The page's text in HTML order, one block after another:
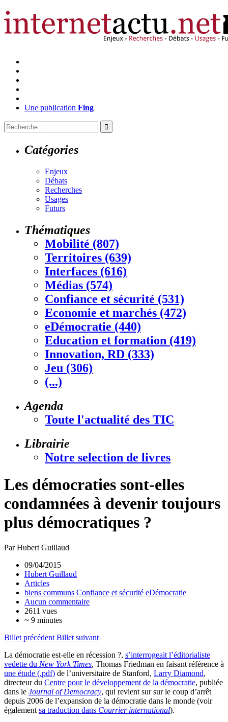
Une publication Fing
Catégories
Enjeux
Débats
Recherches
Usages
Futurs
Thématiques
Mobilité (807)
Territoires (639)
Interfaces (616)
Médias (574)
Confiance et sécurité (531)
Economie et marchés (472)
eDémocratie (440)
Education et formation (419)
Innovation, RD (333)
Jeu (306)
(...)
Agenda
Toute l'actualité des TIC
Librairie
Notre selection de livres
Les démocraties sont-elles
condamnées à devenir toujours
plus démocratiques ?
Par Hubert Guillaud
09/04/2015
Hubert Guillaud
Articles
biens communs Confiance et sécurité eDémocratie
Aucun commentaire
2611 vues
~ 9 minutes
Billet précédent Billet suivant
La démocratie est-elle en récession ?, s’interrogeait l’éditorialiste
vedette du New York Times, Thomas Friedman en faisant référence à
une étude (.pdf) de l’universitaire de Stanford, Larry Diamond,
directeur du Centre pour le développement de la démocratie, publiée
dans le Journal of Democracy, qui revient sur sur le coup d’arrêt
depuis 2006 de l’expansion de la démocratie dans le monde (voir
également sa traduction dans Courrier international).